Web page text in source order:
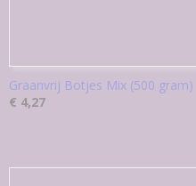
Graanvrij Botjes Mix (500 gram)
€ 4,27